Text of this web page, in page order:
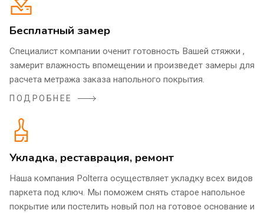
Бесплатный замер
Специалист компании оченит готовность Вашей стяжки ,
замерит влажность впомещении и произведет замеры для
расчета метража заказа напольного покрытия.
ПОДРОБНЕЕ
Укладка, реставрация, ремонт
Наша компания Polterra осуществляет укладку всех видов
паркета под ключ. Мы поможем снять старое напольное
покрытие или постелить новый пол на готовое основание и